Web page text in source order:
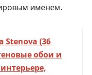
именем.
Stenova (36
обои и